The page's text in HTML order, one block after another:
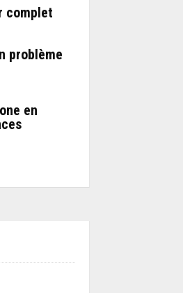
complet
problème
en